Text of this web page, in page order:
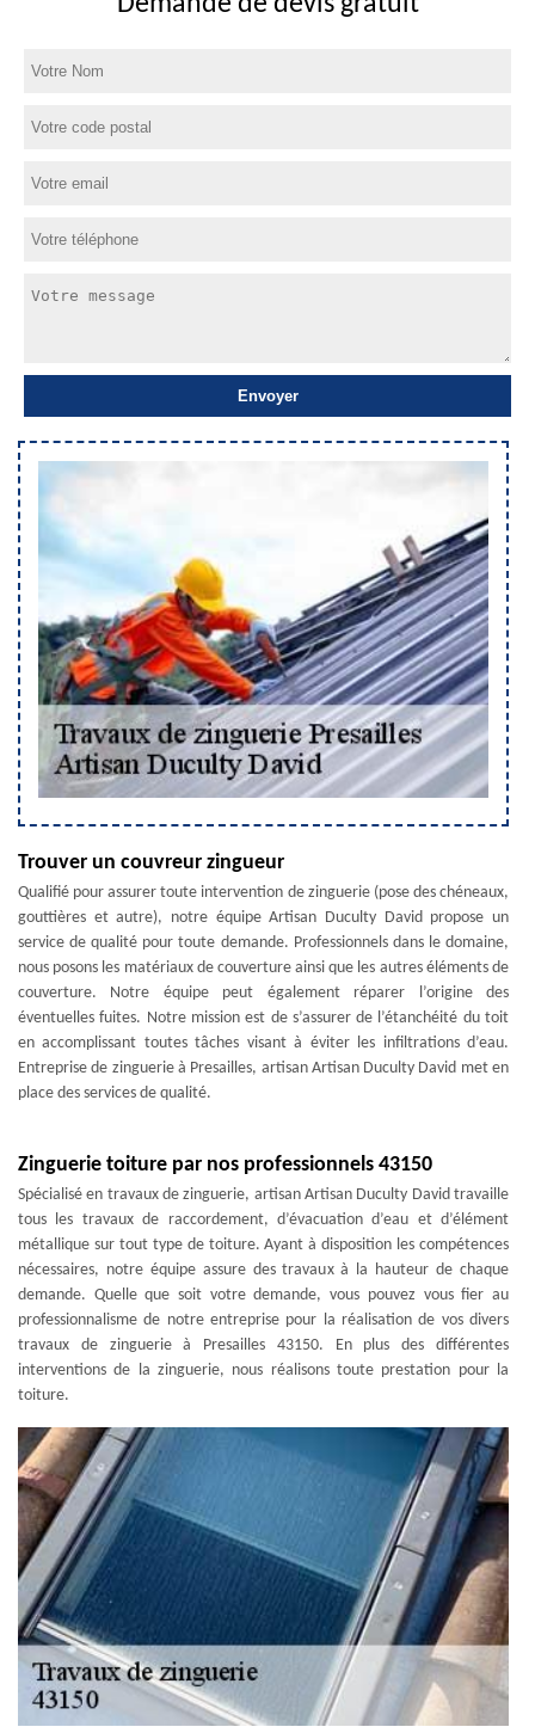
Trouver un couvreur zingueur
Qualifié pour assurer toute intervention de zinguerie (pose des chéneaux,
gouttières et autre), notre équipe Artisan Duculty David propose un
service de qualité pour toute demande. Professionnels dans le domaine,
nous posons les matériaux de couverture ainsi que les autres éléments de
couverture. Notre équipe peut également réparer l’origine des
éventuelles fuites. Notre mission est de s’assurer de l’étanchéité du toit
en accomplissant toutes tâches visant à éviter les infiltrations d’eau.
Entreprise de zinguerie à Presailles, artisan Artisan Duculty David met en
place des services de qualité.
Zinguerie toiture par nos professionnels 43150
Spécialisé en travaux de zinguerie, artisan Artisan Duculty David travaille
tous les travaux de raccordement, d’évacuation d’eau et d’élément
métallique sur tout type de toiture. Ayant à disposition les compétences
nécessaires, notre équipe assure des travaux à la hauteur de chaque
demande. Quelle que soit votre demande, vous pouvez vous fier au
professionnalisme de notre entreprise pour la réalisation de vos divers
travaux de zinguerie à Presailles 43150. En plus des différentes
interventions de la zinguerie, nous réalisons toute prestation pour la
toiture.